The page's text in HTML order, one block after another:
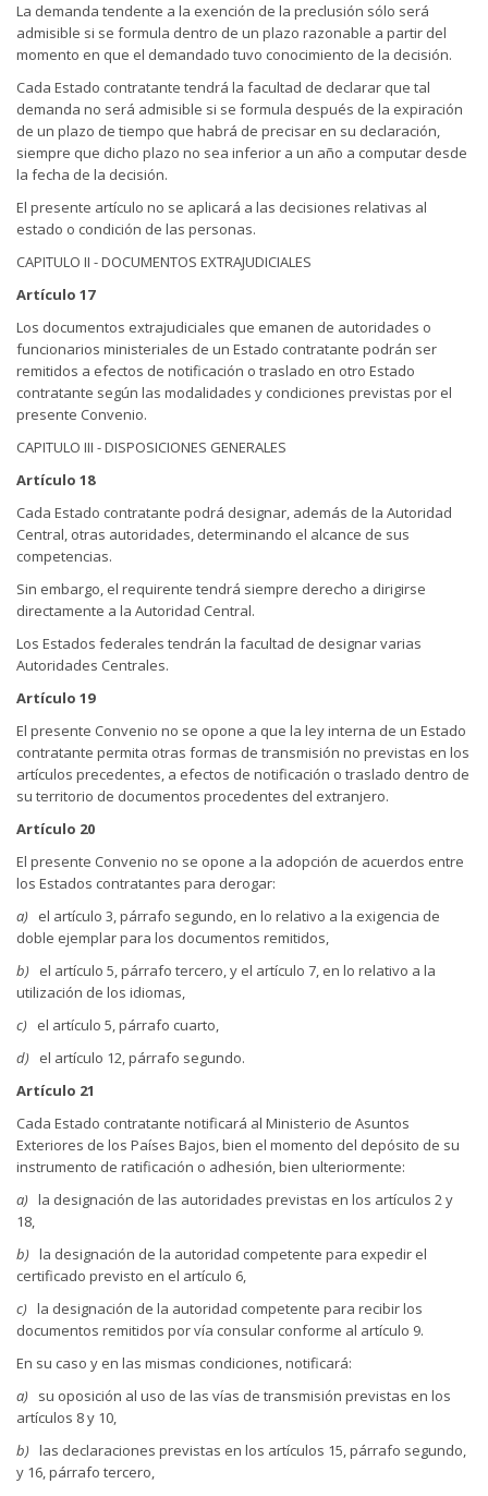
La demanda tendente a la exención de la preclusión sólo será
admisible si se formula dentro de un plazo razonable a partir del
momento en que el demandado tuvo conocimiento de la decisión.
Cada Estado contratante tendrá la facultad de declarar que tal
demanda no será admisible si se formula después de la expiración
de un plazo de tiempo que habrá de precisar en su declaración,
siempre que dicho plazo no sea inferior a un año a computar desde
la fecha de la decisión.
El presente artículo no se aplicará a las decisiones relativas al
estado o condición de las personas.
CAPITULO II - DOCUMENTOS EXTRAJUDICIALES
Artículo 17
Los documentos extrajudiciales que emanen de autoridades o
funcionarios ministeriales de un Estado contratante podrán ser
remitidos a efectos de notificación o traslado en otro Estado
contratante según las modalidades y condiciones previstas por el
presente Convenio.
CAPITULO III - DISPOSICIONES GENERALES
Artículo 18
Cada Estado contratante podrá designar, además de la Autoridad
Central, otras autoridades, determinando el alcance de sus
competencias.
Sin embargo, el requirente tendrá siempre derecho a dirigirse
directamente a la Autoridad Central.
Los Estados federales tendrán la facultad de designar varias
Autoridades Centrales.
Artículo 19
El presente Convenio no se opone a que la ley interna de un Estado
contratante permita otras formas de transmisión no previstas en los
artículos precedentes, a efectos de notificación o traslado dentro de
su territorio de documentos procedentes del extranjero.
Artículo 20
El presente Convenio no se opone a la adopción de acuerdos entre
los Estados contratantes para derogar:
a) el artículo 3, párrafo segundo, en lo relativo a la exigencia de
doble ejemplar para los documentos remitidos,
b) el artículo 5, párrafo tercero, y el artículo 7, en lo relativo a la
utilización de los idiomas,
c) el artículo 5, párrafo cuarto,
d) el artículo 12, párrafo segundo.
Artículo 21
Cada Estado contratante notificará al Ministerio de Asuntos
Exteriores de los Países Bajos, bien el momento del depósito de su
instrumento de ratificación o adhesión, bien ulteriormente:
a) la designación de las autoridades previstas en los artículos 2 y
18,
b) la designación de la autoridad competente para expedir el
certificado previsto en el artículo 6,
c) la designación de la autoridad competente para recibir los
documentos remitidos por vía consular conforme al artículo 9.
En su caso y en las mismas condiciones, notificará:
a) su oposición al uso de las vías de transmisión previstas en los
artículos 8 y 10,
b) las declaraciones previstas en los artículos 15, párrafo segundo,
y 16, párrafo tercero,